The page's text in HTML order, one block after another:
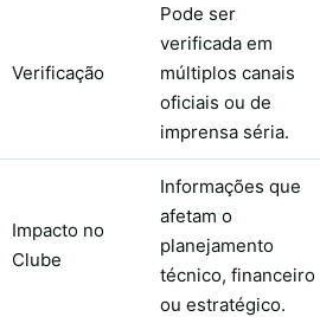
Verificação
Pode ser
verificada em
múltiplos canais
oficiais ou de
imprensa séria.
Impacto no
Clube
Informações que
afetam o
planejamento
técnico, financeiro
ou estratégico.